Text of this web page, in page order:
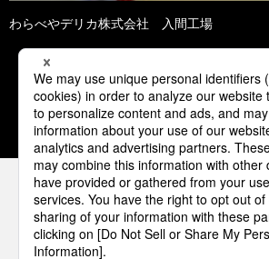
わらべやデリカ株式会社 入間工場
1 2 3 4
パナソニックの電気設備 SNS